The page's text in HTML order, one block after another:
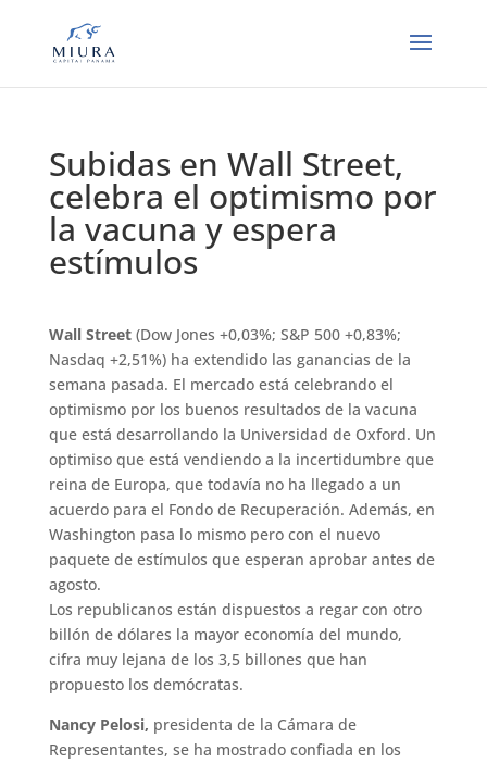
Subidas en Wall Street,
celebra el optimismo por
la vacuna y espera
estímulos
Wall Street(Dow Jones +0,03%; S&P 500 +0,83%;
Nasdaq +2,51%) ha extendido las ganancias de la
semana pasada. El mercado está celebrando el
optimismo por los buenos resultados de la vacuna
que está desarrollando la Universidad de Oxford. Un
optimiso que está vendiendo a la incertidumbre que
reina de Europa, que todavía no ha llegado a un
acuerdo para el Fondo de Recuperación. Además, en
Washington pasa lo mismo pero con el nuevo
paquete de estímulos que esperan aprobar antes de
agosto.
Los republicanos están dispuestos a regar con otro
billón de dólares la mayor economía del mundo,
cifra muy lejana de los 3,5 billones que han
propuesto los demócratas.
Nancy Pelosi, presidenta de la Cámara de
Representantes, se ha mostrado confiada en los